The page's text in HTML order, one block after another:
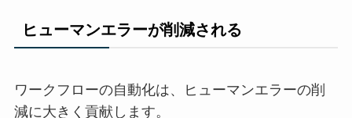
ヒューマンエラーが削減される
ワークフローの自動化は、ヒューマンエラーの削
減に大きく貢献します。